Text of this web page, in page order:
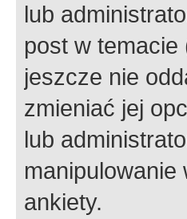
lub
post w
jeszcze nie
zmieniać jej
lub
manipulowanie
ankiety.